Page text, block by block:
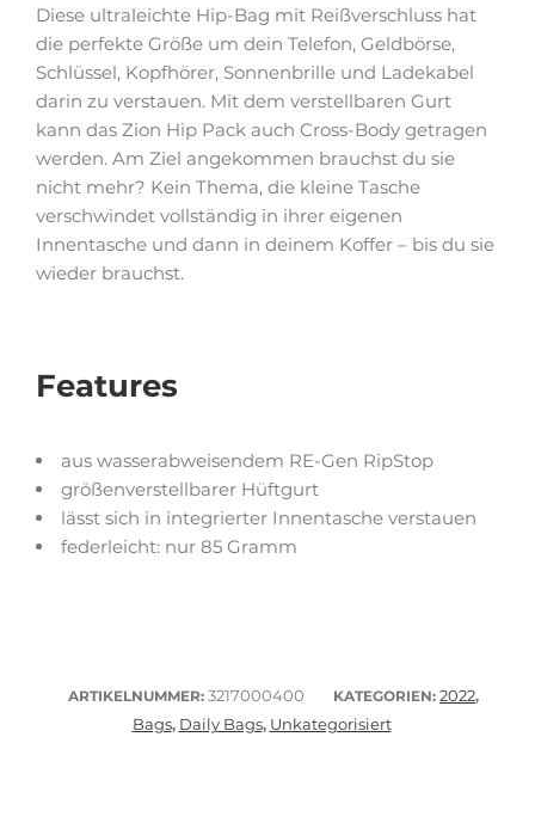
Diese ultraleichte Hip-Bag mit Reißverschluss hat
die perfekte Größe um dein Telefon, Geldbörse,
Schlüssel, Kopfhörer, Sonnenbrille und Ladekabel
darin zu verstauen. Mit dem verstellbaren Gurt
kann das Zion Hip Pack auch Cross-Body getragen
werden. Am Ziel angekommen brauchst du sie
nicht mehr? Kein Thema, die kleine Tasche
verschwindet vollständig in ihrer eigenen
Innentasche und dann in deinem Koffer – bis du sie
wieder brauchst.
Features
aus wasserabweisendem RE-Gen RipStop
größenverstellbarer Hüftgurt
lässt sich in integrierter Innentasche verstauen
federleicht: nur 85 Gramm
ARTIKELNUMMER: 3217000400 KATEGORIEN: 2022,
Bags, Daily Bags, Unkategorisiert